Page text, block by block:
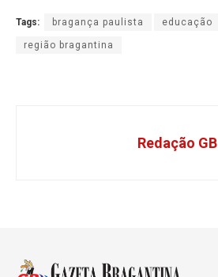
Tags: bragança paulista educação
região bragantina
Redação GB